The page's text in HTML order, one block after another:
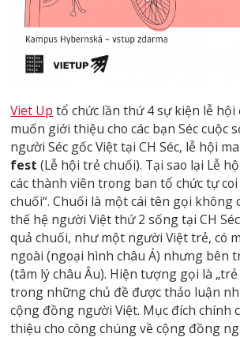
Viet Up tổ chức lần thứ 4 sự kiện lễ hội
muốn giới thiệu cho các bạn Séc cuộc
người Séc gốc Việt tại CH Séc, lễ hội
fest (Lễ hội trẻ chuối). Tại sao lại Lễ
các thành viên trong ban tổ chức tự
chuối“. Chuối là một cái tên gọi không
thế hệ người Việt thứ 2 sống tại CH
quả chuối, như một người Việt trẻ, có
ngoài (ngoại hình châu Á) nhưng bên
(tâm lý châu Âu). Hiện tượng gọi là
trong những chủ đề được thảo luận
cộng đồng người Việt. Mục đích chính
thiệu cho công chúng về cộng đồng